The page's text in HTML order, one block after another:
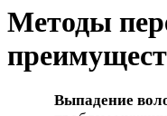
Методы
Выпадение